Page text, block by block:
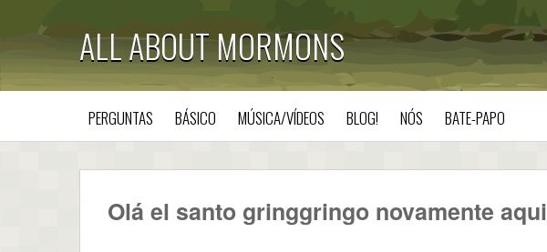
ALL ABOUT MORMONS
PERGUNTAS BÁSICO MÚSICA/VÍDEOS BLOG! NÓS BATE-PAPO
Olá el santo gringgringo novamente aqui